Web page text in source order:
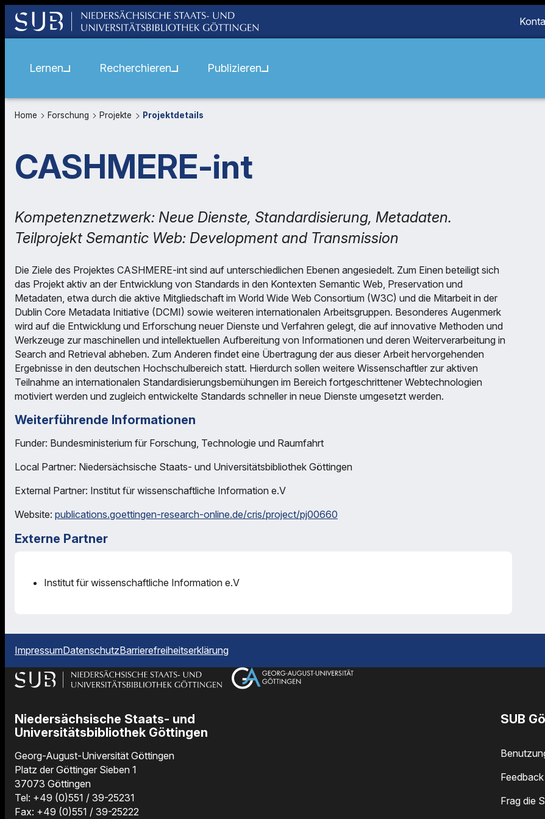
Lernen Recherchieren Publizieren
Home Forschung Projekte Projektdetails
CASHMERE-int
Kompetenznetzwerk: Neue Dienste, Standardisierung, Metadaten.
Teilprojekt Semantic Web: Development and Transmission
Die Ziele des Projektes CASHMERE-int sind auf unterschiedlichen Ebenen angesiedelt. Zum Einen beteiligt sich
das Projekt aktiv an der Entwicklung von Standards in den Kontexten Semantic Web, Preservation und
Metadaten, etwa durch die aktive Mitgliedschaft im World Wide Web Consortium (W3C) und die Mitarbeit in der
Dublin Core Metadata Initiative (DCMI) sowie weiteren internationalen Arbeitsgruppen. Besonderes Augenmerk
wird auf die Entwicklung und Erforschung neuer Dienste und Verfahren gelegt, die auf innovative Methoden und
Werkzeuge zur maschinellen und intellektuellen Aufbereitung von Informationen und deren Weiterverarbeitung in
Search and Retrieval abheben. Zum Anderen findet eine Übertragung der aus dieser Arbeit hervorgehenden
Ergebnisse in den deutschen Hochschulbereich statt. Hierdurch sollen weitere Wissenschaftler zur aktiven
Teilnahme an internationalen Standardisierungsbemühungen im Bereich fortgeschrittener Webtechnologien
motiviert werden und zugleich entwickelte Standards schneller in neue Dienste umgesetzt werden.
Weiterführende Informationen
Funder: Bundesministerium für Forschung, Technologie und Raumfahrt
Local Partner: Niedersächsische Staats- und Universitätsbibliothek Göttingen
External Partner: Institut für wissenschaftliche Information e.V
Website: publications.goettingen-research-online.de/cris/project/pj00660
Externe Partner
Institut für wissenschaftliche Information e.V
ImpressumDatenschutzBarrierefreiheitserklärung
Niedersächsische Staats- und
Universitätsbibliothek Göttingen
Georg-August-Universität Göttingen
Platz der Göttinger Sieben 1
37073 Göttingen
Tel: +49 (0)551 / 39-25231
Fax: +49 (0)551 / 39-25222
SUB
Frag die